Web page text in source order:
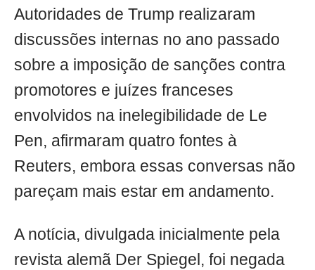
Autoridades de Trump realizaram
discussões internas no ano passado
sobre a imposição de sanções contra
promotores e juízes franceses
envolvidos na inelegibilidade de Le
Pen, afirmaram quatro fontes à
Reuters, embora essas conversas não
pareçam mais estar em andamento.
A notícia, divulgada inicialmente pela
revista alemã Der Spiegel, foi negada